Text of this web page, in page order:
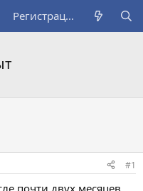
Регистрация
#1
почти двух месяцев